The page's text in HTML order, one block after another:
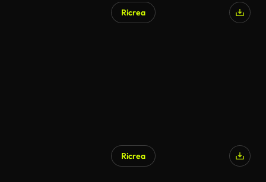
Ricrea
Ricrea